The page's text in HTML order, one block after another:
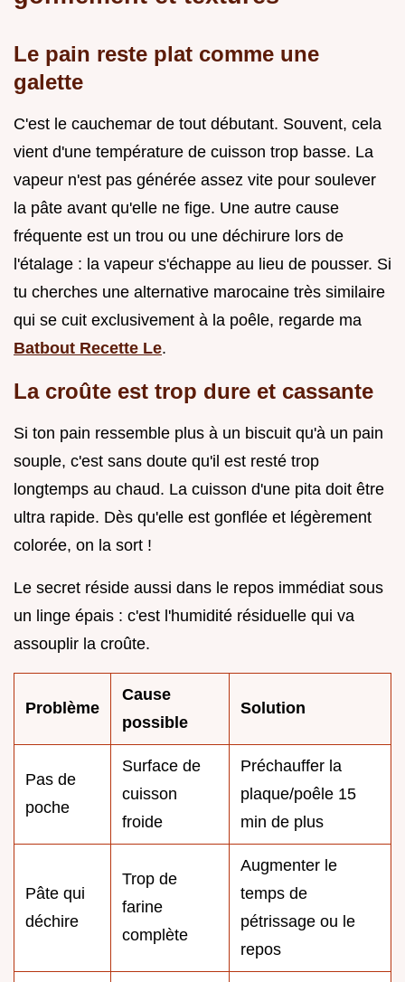
Le pain reste plat comme une
galette
C'est le cauchemar de tout débutant. Souvent, cela
vient d'une température de cuisson trop basse. La
vapeur n'est pas générée assez vite pour soulever
la pâte avant qu'elle ne fige. Une autre cause
fréquente est un trou ou une déchirure lors de
l'étalage : la vapeur s'échappe au lieu de pousser. Si
tu cherches une alternative marocaine très similaire
qui se cuit exclusivement à la poêle, regarde ma
Batbout Recette Le.
La croûte est trop dure et cassante
Si ton pain ressemble plus à un biscuit qu'à un pain
souple, c'est sans doute qu'il est resté trop
longtemps au chaud. La cuisson d'une pita doit être
ultra rapide. Dès qu'elle est gonflée et légèrement
colorée, on la sort !
Le secret réside aussi dans le repos immédiat sous
un linge épais : c'est l'humidité résiduelle qui va
assouplir la croûte.
Problème
Cause
possible
Solution
Pas de
poche
Surface de
cuisson
froide
Préchauffer la
plaque/poêle 15
min de plus
Pâte qui
déchire
Trop de
farine
complète
Augmenter le
temps de
pétrissage ou le
repos